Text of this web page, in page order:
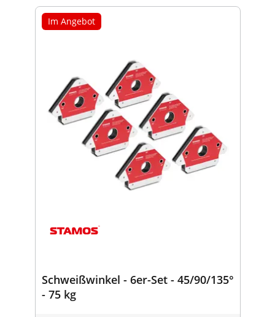
Im Angebot
Schweißwinkel - 6er-Set - 45/90/135°
- 75 kg